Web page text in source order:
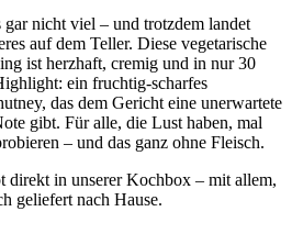
gar nicht viel – und trotzdem landet
auf dem Teller. Diese vegetarische
ist herzhaft, cremig und in nur 30
ein fruchtig-scharfes
das dem Gericht eine unerwartete
gibt. Für alle, die Lust haben, mal
– und das ganz ohne Fleisch.
direkt in unserer Kochbox – mit allem,
geliefert nach Hause.